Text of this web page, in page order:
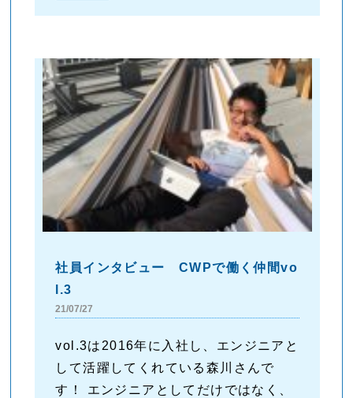
社員インタビュー CWPで働く仲間vo
l.3
21/07/27
vol.3は2016年に入社し、エンジニアと
して活躍してくれている森川さんで
す！ エンジニアとしてだけではなく、